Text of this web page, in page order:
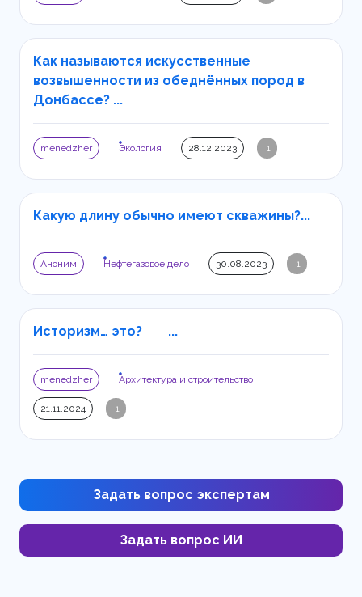
Задать вопрос экспертам
Задать вопрос ИИ
Как называются искусственные
возвышенности из обеднённых пород в
Донбассе? ...
menedzher Экология 28.12.2023 1
Какую длину обычно имеют скважины?...
Аноним Нефтегазовое дело 30.08.2023 1
Историзм… это? ...
menedzher Архитектура и строительство
21.11.2024 1